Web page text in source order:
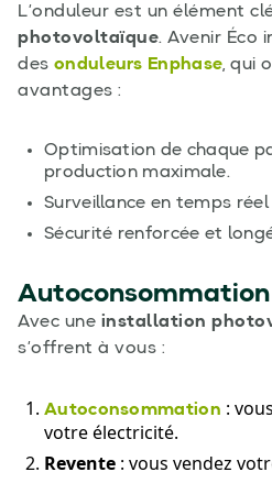
L’onduleur est un élément
photovoltaïque. Avenir Éco
des onduleurs Enphase, qui
avantages :
Optimisation de chaque
production maximale.
Surveillance en temps
Sécurité renforcée et
Autoconsommation
Avec une installation
s’offrent à vous :
Autoconsommation :
votre électricité.
Revente : vous vendez